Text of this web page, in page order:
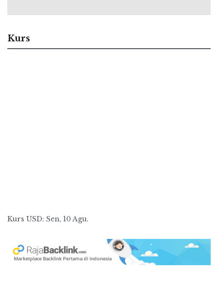
Kurs
Kurs USD: Sen, 10 Agu.